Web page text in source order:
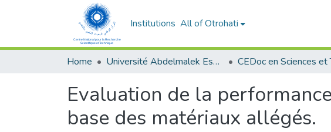
Institutions All of Otrohati
Home Université Abdelmalek Essaâdi - Tétouan
Evaluation de la
base des matériaux allégés.